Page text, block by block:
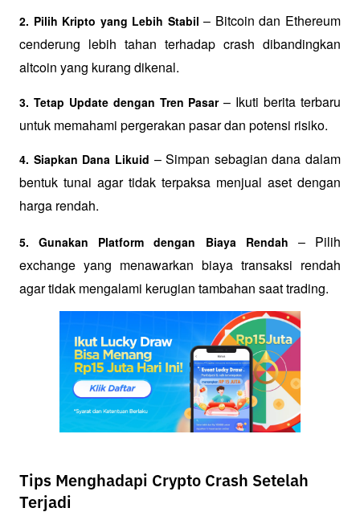
2. Pilih Kripto yang Lebih Stabil – Bitcoin dan Ethereum
cenderung lebih tahan terhadap crash dibandingkan
altcoin yang kurang dikenal.
3. Tetap Update dengan Tren Pasar – Ikuti berita terbaru
untuk memahami pergerakan pasar dan potensi risiko.
4. Siapkan Dana Likuid – Simpan sebagian dana dalam
bentuk tunai agar tidak terpaksa menjual aset dengan
harga rendah.
5. Gunakan Platform dengan Biaya Rendah
– Pilih
exchange yang menawarkan biaya transaksi rendah
agar tidak mengalami kerugian tambahan saat trading.
Tips Menghadapi Crypto Crash Setelah
Terjadi